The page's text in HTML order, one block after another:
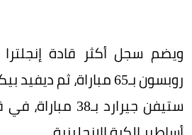
ويضم سجل أكثر قادة إنجلترا
ستيفن جيرارد